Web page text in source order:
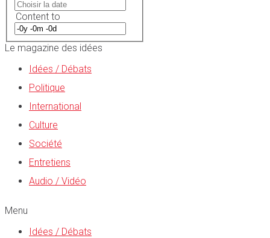
Content to
Le magazine des idées
Idées / Débats
Politique
International
Culture
Société
Entretiens
Audio / Vidéo
Menu
Idées / Débats